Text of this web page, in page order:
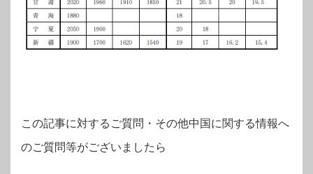
この記事に対するご質問・その他中国に関する情報へ
のご質問等がございましたら